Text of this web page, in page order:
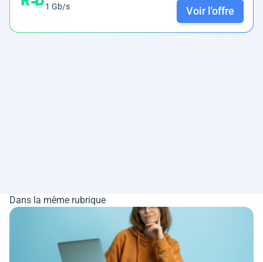
1 Gb/s Voir l'offre
Dans la même rubrique